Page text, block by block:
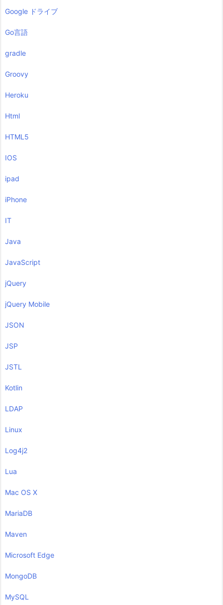
Google ドライブ
Go言語
gradle
Groovy
Heroku
Html
HTML5
IOS
ipad
iPhone
IT
Java
JavaScript
jQuery
jQuery Mobile
JSON
JSP
JSTL
Kotlin
LDAP
Linux
Log4j2
Lua
Mac OS X
MariaDB
Maven
Microsoft Edge
MongoDB
MySQL